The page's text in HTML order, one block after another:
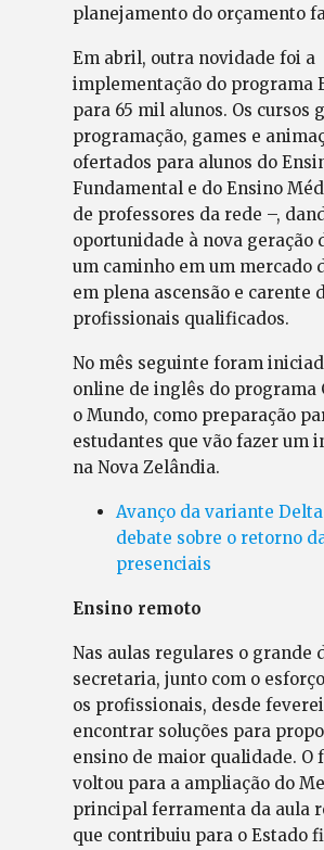
planejamento do orçamento
Em abril, outra novidade foi a
implementação do programa
para 65 mil alunos. Os cursos
programação, games e
ofertados para alunos do
Fundamental e do Ensino
de professores da rede –,
oportunidade à nova geração
um caminho em um mercado
em plena ascensão e carente
profissionais qualificados.
No mês seguinte foram
online de inglês do programa
o Mundo, como preparação
estudantes que vão fazer um
na Nova Zelândia.
Avanço da variante
debate sobre o retorno
presenciais
Ensino remoto
Nas aulas regulares o grande
secretaria, junto com o
os profissionais, desde
encontrar soluções para
ensino de maior qualidade. O
voltou para a ampliação do
principal ferramenta da aula
que contribuiu para o Estado